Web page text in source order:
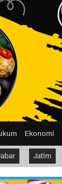
Ekonomi
Jatim